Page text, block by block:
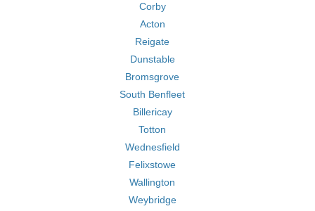
Corby
Acton
Reigate
Dunstable
Bromsgrove
South Benfleet
Billericay
Totton
Wednesfield
Felixstowe
Wallington
Weybridge